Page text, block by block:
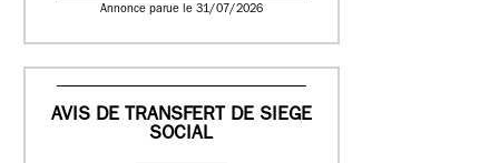
Annonce parue le 31/07/2026
AVIS DE TRANSFERT DE SIEGE
SOCIAL